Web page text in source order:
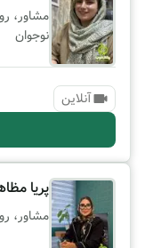
مشاور،
نوجوان
آنلاین
پریا
مشاور،